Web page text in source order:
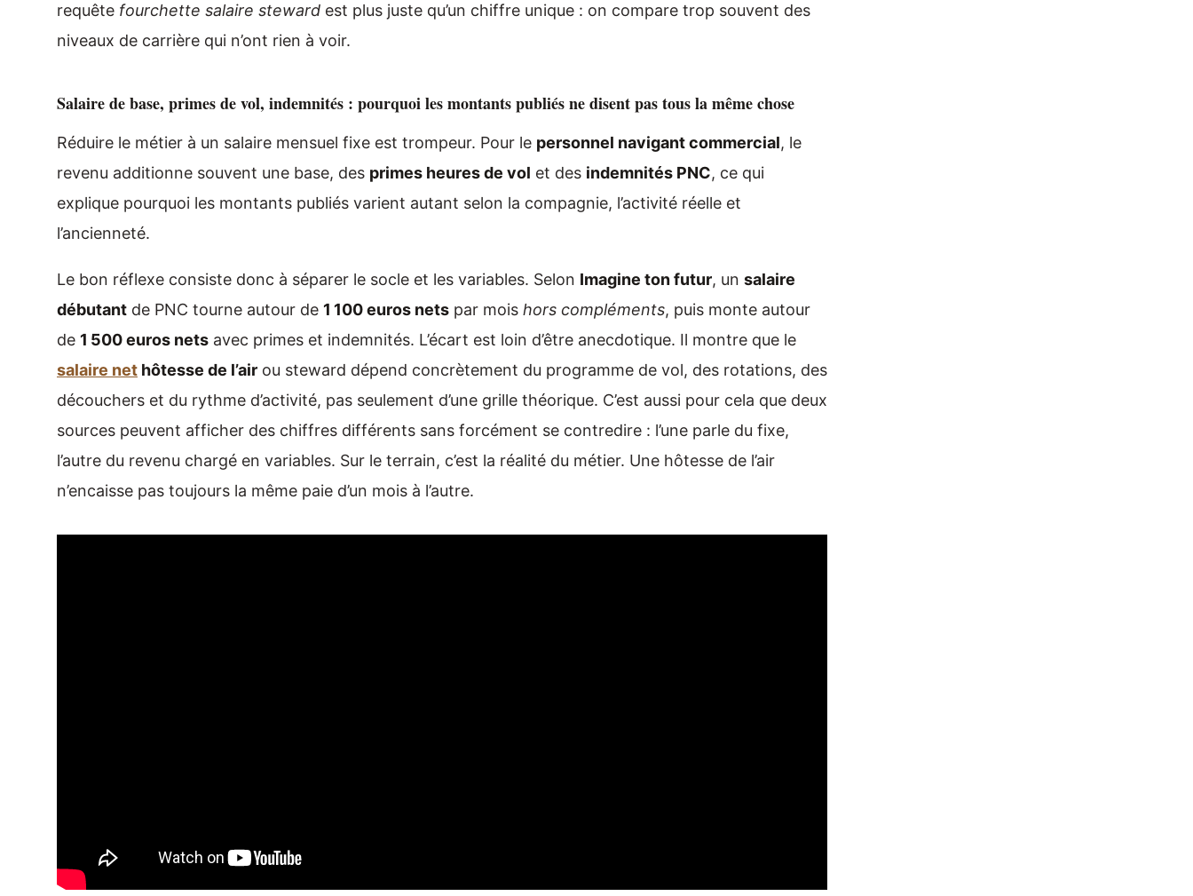
requête fourchette salaire steward est plus juste qu’un chiffre unique : on compare trop souvent des
niveaux de carrière qui n’ont rien à voir.
Salaire de base, primes de vol, indemnités : pourquoi les montants publiés ne disent pas tous la même chose
Réduire le métier à un salaire mensuel fixe est trompeur. Pour le personnel navigant commercial, le
revenu additionne souvent une base, des primes heures de vol et des indemnités PNC, ce qui
explique pourquoi les montants publiés varient autant selon la compagnie, l’activité réelle et
l’ancienneté.
Le bon réflexe consiste donc à séparer le socle et les variables. Selon Imagine ton futur, un salaire
débutant de PNC tourne autour de 1 100 euros nets par mois hors compléments, puis monte autour
de 1 500 euros nets avec primes et indemnités. L’écart est loin d’être anecdotique. Il montre que le
salaire net hôtesse de l’air ou steward dépend concrètement du programme de vol, des rotations, des
découchers et du rythme d’activité, pas seulement d’une grille théorique. C’est aussi pour cela que deux
sources peuvent afficher des chiffres différents sans forcément se contredire : l’une parle du fixe,
l’autre du revenu chargé en variables. Sur le terrain, c’est la réalité du métier. Une hôtesse de l’air
n’encaisse pas toujours la même paie d’un mois à l’autre.